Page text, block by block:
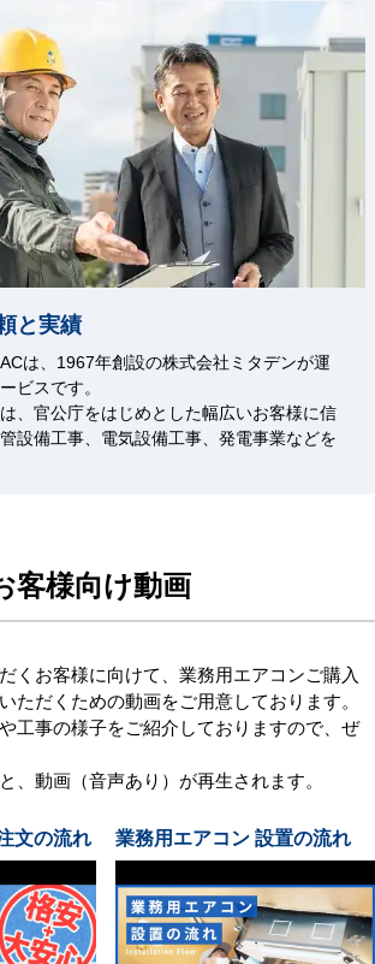
と実績
は、1967年創設の株式会社ミタデンが運
ビスです。
、官公庁をはじめとした幅広いお客様に信
設備工事、電気設備工事、発電事業などを
客様向け動画
くお客様に向けて、業務用エアコンご購入
ただくための動画をご用意しております。
工事の様子をご紹介しておりますので、ぜ
、動画（音声あり）が再生されます。
文の流れ 業務用エアコン 設置の流れ